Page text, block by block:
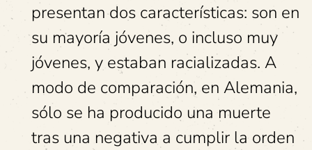
presentan dos características: son en
su mayoría jóvenes, o incluso muy
jóvenes, y estaban racializadas. A
modo de comparación, en Alemania,
sólo se ha producido una muerte
tras una negativa a cumplir la orden